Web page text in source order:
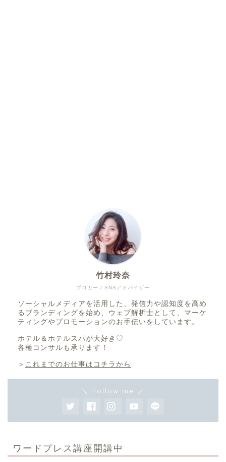
ブロガー / SNSアドバイザー
竹村玲奈
ソーシャルメディアを活用した、発信力や認知度を高め
るブランディングを始め、ウェブ解析士として、マーケ
ティングやプロモーションのお手伝いをしています。
ホテル＆ホテルスパが大好き♡
各種コンサルも承ります！
＞ これまでのお仕事はコチラから
＼ Follow me ／
ワードプレス講座開講中